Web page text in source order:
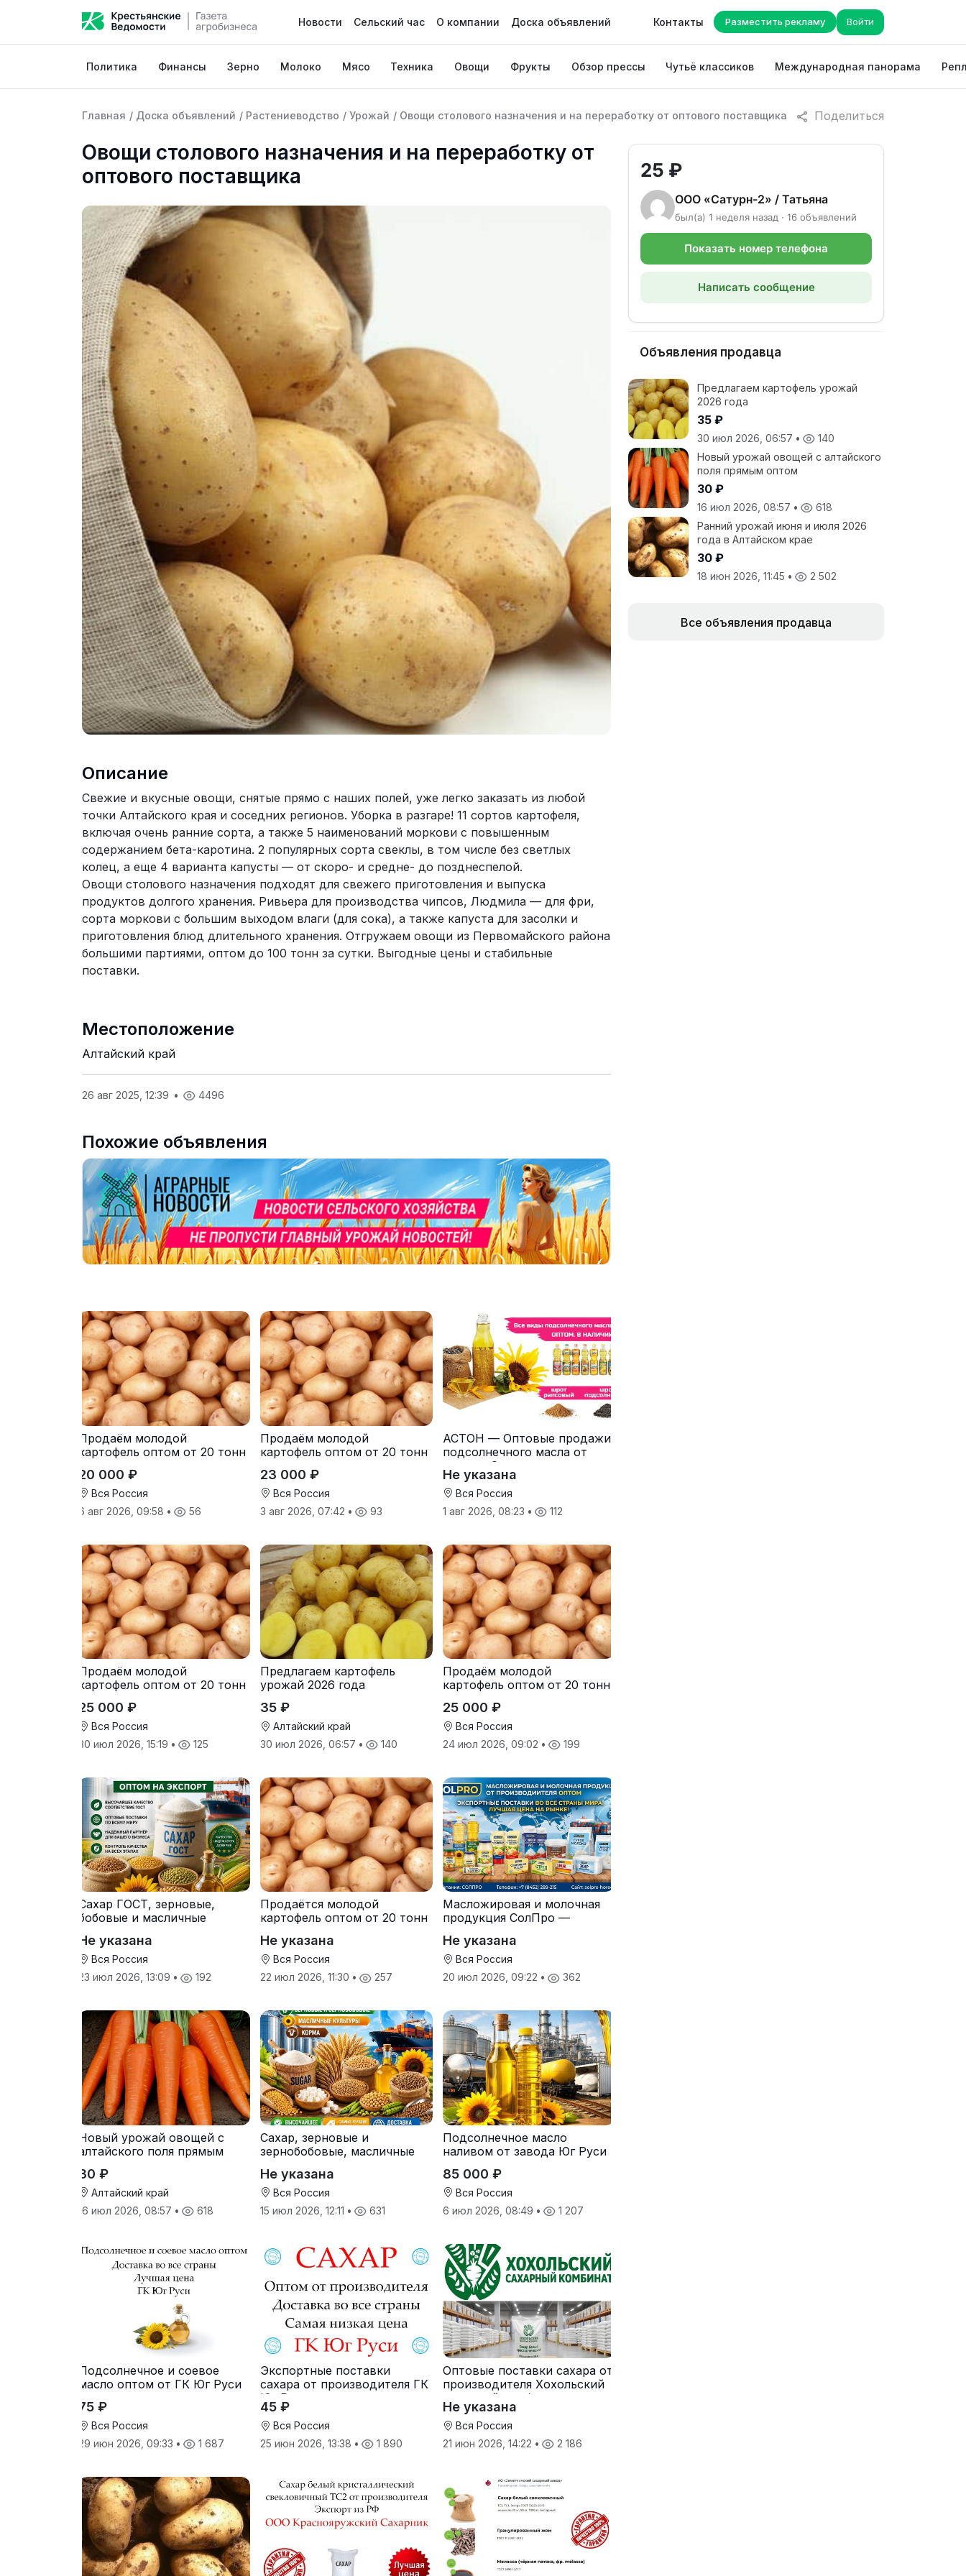
Новости Сельский час О компании Доска объявлений Контакты Разместить рекламу Войти
Политика Финансы Зерно Молоко Мясо Техника Овощи Фрукты Обзор прессы Чутьё классиков Международная панорама
Поделиться
Главная / Доска объявлений / Растениеводство / Урожай / Овощи столового назначения и на переработку от оптового поставщика
Овощи столового назначения и на переработку от
оптового поставщика
Описание
Свежие и вкусные овощи, снятые прямо с наших полей, уже легко заказать из любой
точки Алтайского края и соседних регионов. Уборка в разгаре! 11 сортов картофеля,
включая очень ранние сорта, а также 5 наименований моркови с повышенным
содержанием бета-каротина. 2 популярных сорта свеклы, в том числе без светлых
колец, а еще 4 варианта капусты — от скоро- и средне- до позднеспелой.
Овощи столового назначения подходят для свежего приготовления и выпуска
продуктов долгого хранения. Ривьера для производства чипсов, Людмила — для фри,
сорта моркови с большим выходом влаги (для сока), а также капуста для засолки и
приготовления блюд длительного хранения. Отгружаем овощи из Первомайского района
большими партиями, оптом до 100 тонн за сутки. Выгодные цены и стабильные
поставки.
Местоположение
Алтайский край
26 авг 2025, 12:39 • 4496
Похожие объявления
Продаём молодой
картофель оптом от 20 тонн
20 000 ₽
Вся Россия
6 авг 2026, 09:58 • 56
Продаём молодой
картофель оптом от 20 тонн
23 000 ₽
Вся Россия
3 авг 2026, 07:42 • 93
АСТОН — Оптовые продажи
подсолнечного масла от
завода. Экспорт
Не указана
Вся Россия
1 авг 2026, 08:23 • 112
Продаём молодой
картофель оптом от 20 тонн
25 000 ₽
Вся Россия
30 июл 2026, 15:19 • 125
Предлагаем картофель
урожай 2026 года
35 ₽
Алтайский край
30 июл 2026, 06:57 • 140
Продаём молодой
картофель оптом от 20 тонн
25 000 ₽
Вся Россия
24 июл 2026, 09:02 • 199
Сахар ГОСТ, зерновые,
бобовые и масличные
Не указана
Вся Россия
23 июл 2026, 13:09 • 192
Продаётся молодой
картофель оптом от 20 тонн
Не указана
Вся Россия
22 июл 2026, 11:30 • 257
Масложировая и молочная
продукция СолПро —
Не указана
Вся Россия
20 июл 2026, 09:22 • 362
Новый урожай овощей с
алтайского поля прямым
30 ₽
Алтайский край
16 июл 2026, 08:57 • 618
Сахар, зерновые и
зернобобовые, масличные
Не указана
Вся Россия
15 июл 2026, 12:11 • 631
Подсолнечное масло
наливом от завода Юг Руси
85 000 ₽
Вся Россия
6 июл 2026, 08:49 • 1 207
Подсолнечное и соевое
масло оптом от ГК Юг Руси
75 ₽
Вся Россия
29 июн 2026, 09:33 • 1 687
Экспортные поставки
сахара от производителя ГК
Юг Руси
45 ₽
Вся Россия
25 июн 2026, 13:38 • 1 890
Оптовые поставки сахара от
производителя Хохольский
сахарный комбинат
Не указана
Вся Россия
21 июн 2026, 14:22 • 2 186
25 ₽
ООО «Сатурн-2» / Татьяна
был(а) 1 неделя назад · 16 объявлений
Показать номер телефона
Написать сообщение
Объявления продавца
Предлагаем картофель урожай
2026 года
35 ₽
30 июл 2026, 06:57 •
140
Новый урожай овощей с алтайского
поля прямым оптом
30 ₽
16 июл 2026, 08:57 •
618
Ранний урожай июня и июля 2026
года в Алтайском крае
30 ₽
18 июн 2026, 11:45 • 2 502
Все объявления продавца